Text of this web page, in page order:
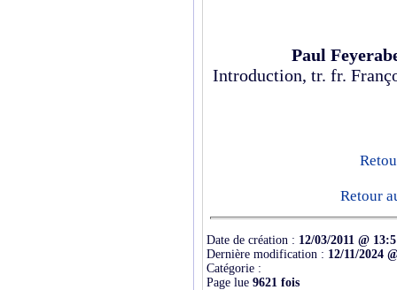
Paul
Introduction, tr. fr.
Retour
Date de création : 12/03/2011 @
Dernière modification : 12/11/2024
Catégorie :
Page lue 9621 fois